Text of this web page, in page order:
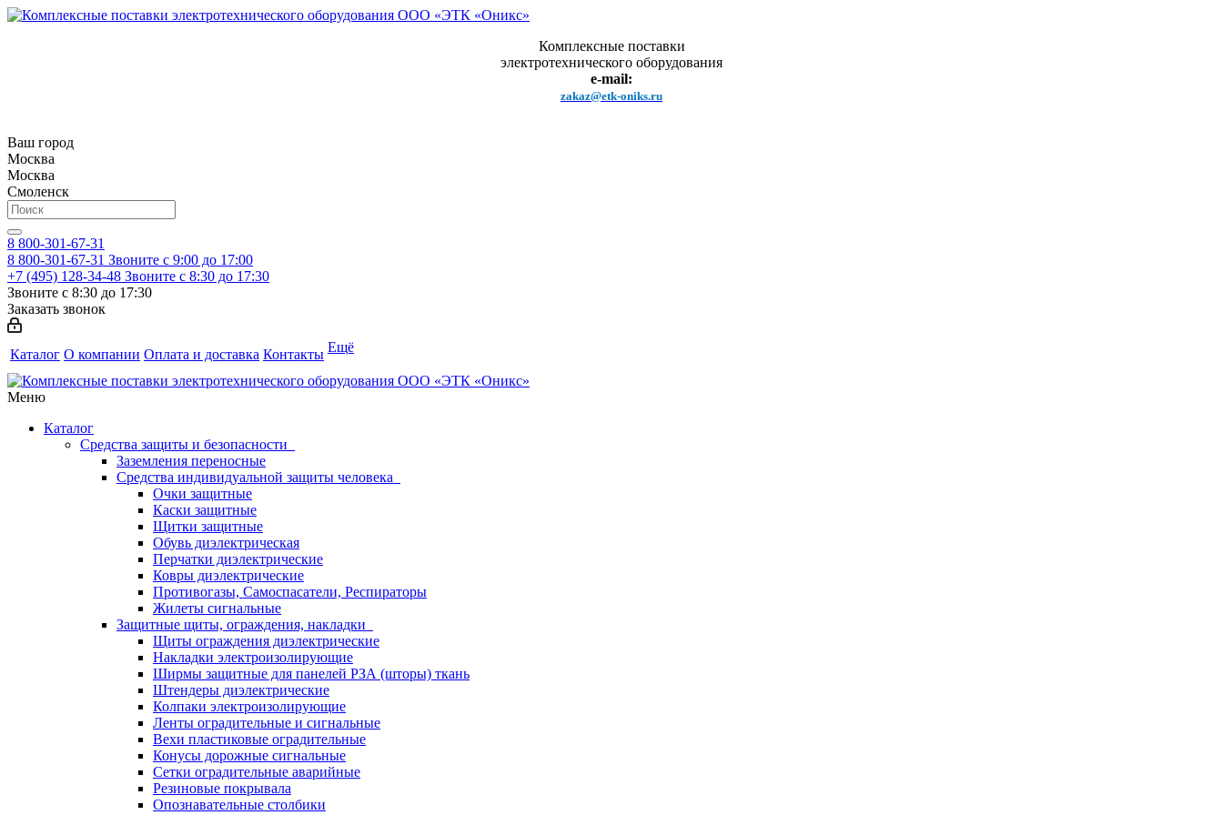
Комплексные поставки
электротехнического оборудования
e-mail:
zakaz@etk-oniks.ru
Ваш город
Москва
Москва
Смоленск
8 800-301-67-31
8 800-301-67-31 Звоните с 9:00 до 17:00
+7 (495) 128-34-48 Звоните с 8:30 до 17:30
Звоните с 8:30 до 17:30
Заказать звонок
Каталог О компании Оплата и доставка Контакты Ещё
Меню
Каталог
Средства защиты и безопасности
Заземления переносные
Средства индивидуальной защиты человека
Очки защитные
Каски защитные
Щитки защитные
Обувь диэлектрическая
Перчатки диэлектрические
Ковры диэлектрические
Противогазы, Самоспасатели, Респираторы
Жилеты сигнальные
Защитные щиты, ограждения, накладки
Щиты ограждения диэлектрические
Накладки электроизолирующие
Ширмы защитные для панелей РЗА (шторы) ткань
Штендеры диэлектрические
Колпаки электроизолирующие
Ленты оградительные и сигнальные
Вехи пластиковые оградительные
Конусы дорожные сигнальные
Сетки оградительные аварийные
Резиновые покрывала
Опознавательные столбики